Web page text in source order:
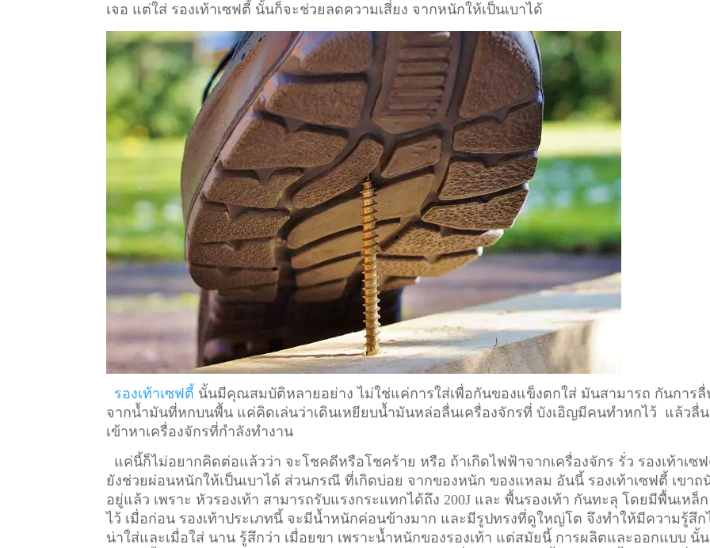
เจอ แต่ใส่ รองเท้าเซฟตี้ นั้นก็จะช่วยลดความเสี่ยง จากหนักให้เป็นเบาได้
รองเท้าเซฟตี้ นั้นมีคุณสมบัติหลายอย่าง ไม่ใช่แค่การใส่เพื่อกันของแข็งตกใส่ มันสามารถ กันการลื่
จากน้ำมันที่หกบนพื้น แค่คิดเล่นว่าเดินเหยียบน้ำมันหล่อลื่นเครื่องจักรที่ บังเอิญมีคนทำหกไว้ แล้วลื่น
เข้าหาเครื่องจักรที่กำลังทำงาน
แค่นี้ก็ไม่อยากคิดต่อแล้วว่า จะโชคดีหรือโชคร้าย หรือ ถ้าเกิดไฟฟ้าจากเครื่องจักร รั่ว รองเท้าเซ
ยังช่วยผ่อนหนักให้เป็นเบาได้ ส่วนกรณี ที่เกิดบ่อย จากของหนัก ของแหลม อันนี้ รองเท้าเซฟตี้ เขาถ
อยู่แล้ว เพราะ หัวรองเท้า สามารถรับแรงกระแทกได้ถึง 200J และ พื้นรองเท้า กันทะลุ โดยมีพื้นเหล็
ไว้ เมื่อก่อน รองเท้าประเภทนี้ จะมีน้ำหนักค่อนข้างมาก และมีรูปทรงที่ดูใหญ่โต จึงทำให้มีความรู้สึก
น่าใส่และเมื่อใส่ นาน รู้สึกว่า เมื่อยขา เพราะน้ำหนักของรองเท้า แต่สมัยนี้ การผลิตและออกแบบ นั้น